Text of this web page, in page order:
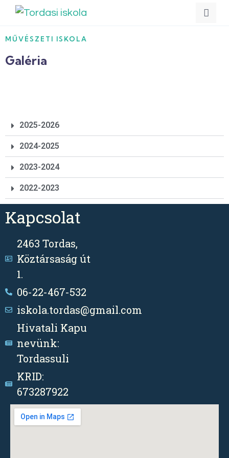
MŰVÉSZETI ISKOLA
Galéria
2025-2026
2024-2025
2023-2024
2022-2023
Kapcsolat
2463 Tordas,
Köztársaság út
1.
06-22-467-532
iskola.tordas@gmail.com
Hivatali Kapu
nevünk:
Tordassuli
KRID:
673287922